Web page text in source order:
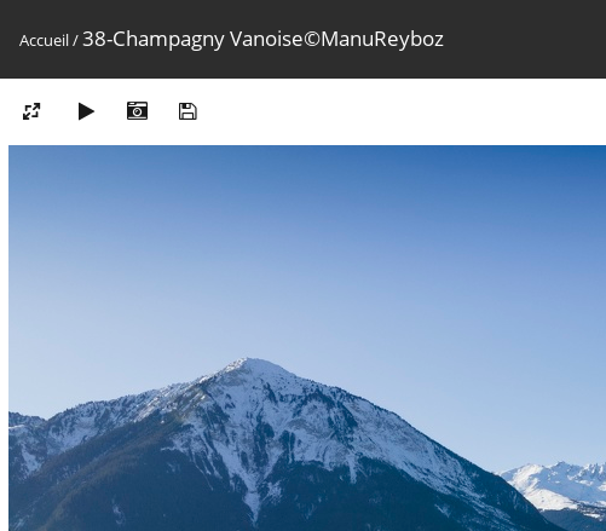
Accueil/38-Champagny Vanoise©ManuReyboz